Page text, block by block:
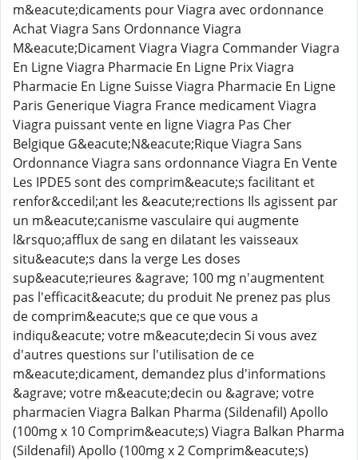
m&eacute;dicaments pour Viagra avec ordonnance
Achat Viagra Sans Ordonnance Viagra
M&eacute;Dicament Viagra Viagra Commander Viagra
En Ligne Viagra Pharmacie En Ligne Prix Viagra
Pharmacie En Ligne Suisse Viagra Pharmacie En Ligne
Paris Generique Viagra France medicament Viagra
Viagra puissant vente en ligne Viagra Pas Cher
Belgique G&eacute;N&eacute;Rique Viagra Sans
Ordonnance Viagra sans ordonnance Viagra En Vente
Les IPDE5 sont des comprim&eacute;s facilitant et
renfor&ccedil;ant les &eacute;rections Ils agissent par
un m&eacute;canisme vasculaire qui augmente
l&rsquo;afflux de sang en dilatant les vaisseaux
situ&eacute;s dans la verge Les doses
sup&eacute;rieures &agrave; 100 mg n'augmentent
pas l'efficacit&eacute; du produit Ne prenez pas plus
de comprim&eacute;s que ce que vous a
indiqu&eacute; votre m&eacute;decin Si vous avez
d'autres questions sur l'utilisation de ce
m&eacute;dicament, demandez plus d'informations
&agrave; votre m&eacute;decin ou &agrave; votre
pharmacien Viagra Balkan Pharma (Sildenafil) Apollo
(100mg x 10 Comprim&eacute;s) Viagra Balkan Pharma
(Sildenafil) Apollo (100mg x 2 Comprim&eacute;s)